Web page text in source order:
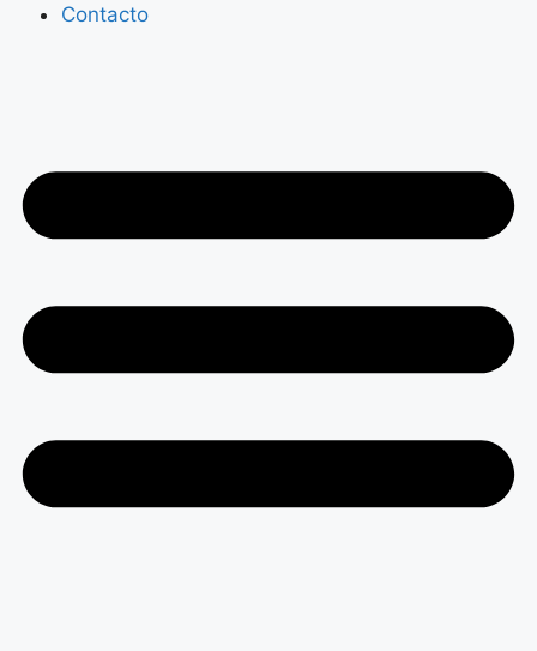
Contacto